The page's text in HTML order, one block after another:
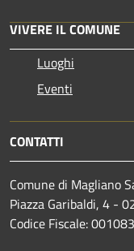
VIVERE IL COMUNE
Luoghi
Eventi
CONTATTI
Comune di Magliano
Piazza Garibaldi, 4 -
Codice Fiscale: